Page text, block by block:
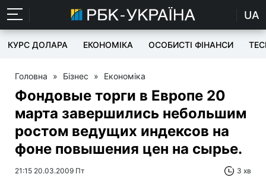
UA
КУРС ДОЛАРА ЕКОНОМІКА ОСОБИСТІ ФІНАНСИ
Головна » Бізнес » Економіка
Фондовые торги в Европе 20
марта завершились небольшим
ростом ведущих индексов на
фоне повышения цен на сырье.
21:15 20.03.2009 Пт 3 хв